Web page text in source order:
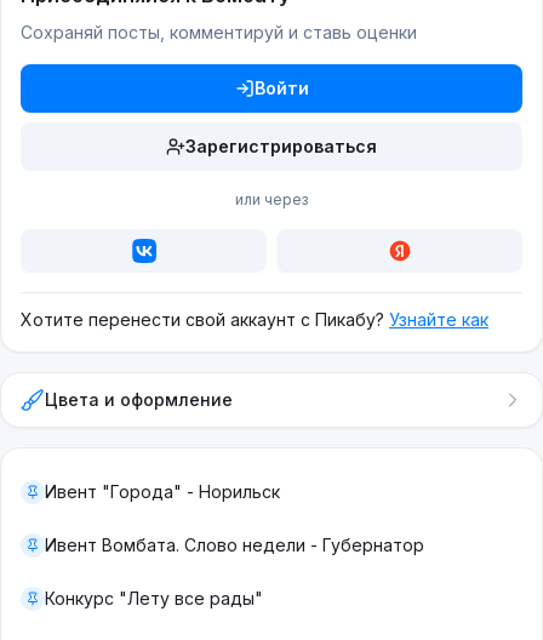
Сохраняй посты, комментируй и ставь оценки
Войти
Зарегистрироваться
или через
Хотите перенести свой аккаунт с Пикабу? Узнайте как
Цвета и оформление
Ивент "Города" - Норильск
Ивент Вомбата. Слово недели - Губернатор
Конкурс "Лету все рады"